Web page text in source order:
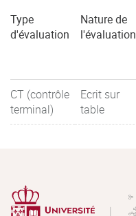
Type
d'évaluation
Nature de
l'évaluation
CT (contrôle
terminal)
Ecrit sur
table